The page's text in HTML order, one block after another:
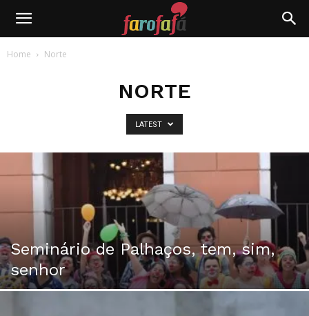
Farofafá
Home Norte
NORTE
LATEST
Seminário de Palhaços, tem, sim,
senhor